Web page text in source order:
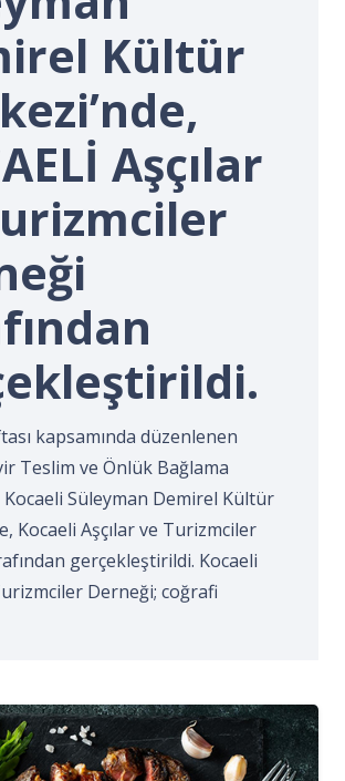
Kültür
Aşçılar
kapsamında düzenlenen
Teslim ve Önlük Bağlama
Süleyman Demirel Kültür
Kocaeli Aşçılar ve Turizmciler
gerçekleştirildi. Kocaeli
Derneği; coğrafi